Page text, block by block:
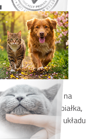
weterynaryjna na
przyswajalnego białka,
pracę układu
trawienia.